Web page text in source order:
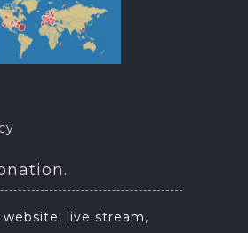
live stream,